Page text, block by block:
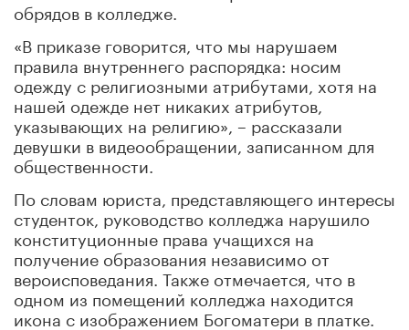
обрядов в колледже.
«В приказе говорится, что мы нарушаем
правила внутреннего распорядка: носим
одежду с религиозными атрибутами, хотя на
нашей одежде нет никаких атрибутов,
указывающих на религию», – рассказали
девушки в видеообращении, записанном для
общественности.
По словам юриста, представляющего интересы
студенток, руководство колледжа нарушило
конституционные права учащихся на
получение образования независимо от
вероисповедания. Также отмечается, что в
одном из помещений колледжа находится
икона с изображением Богоматери в платке.